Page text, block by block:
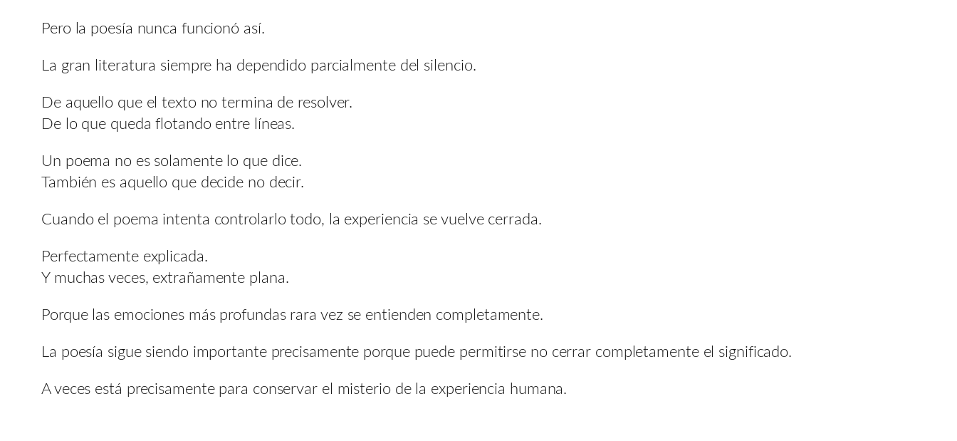
Pero la poesía nunca funcionó así.
La gran literatura siempre ha dependido parcialmente del silencio.
De aquello que el texto no termina de resolver.
De lo que queda flotando entre líneas.
Un poema no es solamente lo que dice.
También es aquello que decide no decir.
Cuando el poema intenta controlarlo todo, la experiencia se vuelve cerrada.
Perfectamente explicada.
Y muchas veces, extrañamente plana.
Porque las emociones más profundas rara vez se entienden completamente.
La poesía sigue siendo importante precisamente porque puede permitirse no cerrar completamente el significado.
A veces está precisamente para conservar el misterio de la experiencia humana.